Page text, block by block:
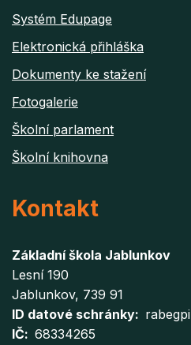
Systém Edupage
Elektronická přihláška
Dokumenty ke stažení
Fotogalerie
Školní parlament
Školní knihovna
Kontakt
Základní škola Jablunkov
Lesní 190
Jablunkov, 739 91
ID datové schránky
rabegpi
IČ
68334265